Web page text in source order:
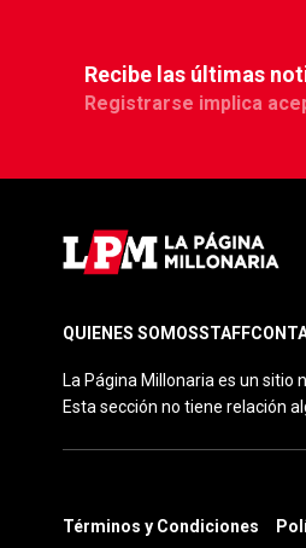
Recibe las últimas
Registrarse implica
QUIENES SOMOSSTAFF
La Página Millonaria es un sitio
Esta sección no tiene relación
Términos y Condiciones